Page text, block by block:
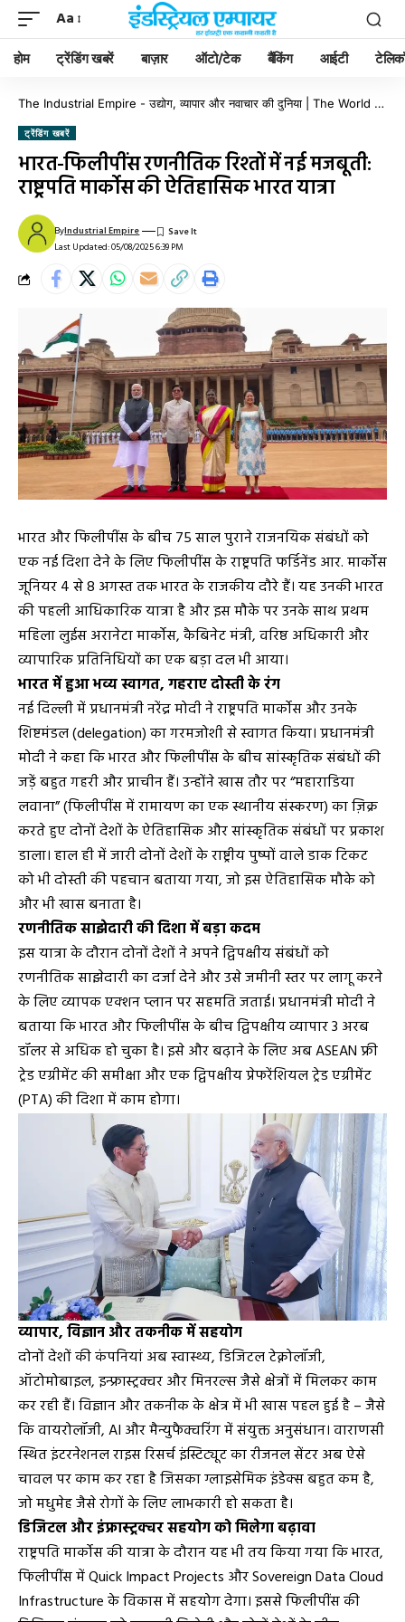
Aa
होम ट्रेंडिंग खबरें बाज़ार ऑटो/टेक बैंकिंग आईटी
The Industrial Empire - उद्योग, व्यापार और नवाचार की दुनिया | The World of Industry, Business & Innovation
ट्रेंडिंग खबरें
भारत-फिलीपींस रणनीतिक रिश्तों में नई मजबूती:
राष्ट्रपति मार्कोस की ऐतिहासिक भारत यात्रा
Last Updated: 05/08/2025 6:39 PM
ByIndustrial Empire
भारत और फिलीपींस के बीच 75 साल पुराने राजनयिक संबंधों को
एक नई दिशा देने के लिए फिलीपींस के राष्ट्रपति फर्डिनेंड आर. मार्कोस
जूनियर 4 से 8 अगस्त तक भारत के राजकीय दौरे हैं। यह उनकी भारत
की पहली आधिकारिक यात्रा है और इस मौके पर उनके साथ प्रथम
महिला लुईस अरानेटा मार्कोस, कैबिनेट मंत्री, वरिष्ठ अधिकारी और
व्यापारिक प्रतिनिधियों का एक बड़ा दल भी आया।
भारत में हुआ भव्य स्वागत, गहराए दोस्ती के रंग
नई दिल्ली में प्रधानमंत्री नरेंद्र मोदी ने राष्ट्रपति मार्कोस और उनके
शिष्टमंडल (delegation) का गरमजोशी से स्वागत किया। प्रधानमंत्री
मोदी ने कहा कि भारत और फिलीपींस के बीच सांस्कृतिक संबंधों की
जड़ें बहुत गहरी और प्राचीन हैं। उन्होंने खास तौर पर “महाराडिया
लवाना” (फिलीपींस में रामायण का एक स्थानीय संस्करण) का ज़िक्र
करते हुए दोनों देशों के ऐतिहासिक और सांस्कृतिक संबंधों पर प्रकाश
डाला। हाल ही में जारी दोनों देशों के राष्ट्रीय पुष्पों वाले डाक टिकट
को भी दोस्ती की पहचान बताया गया, जो इस ऐतिहासिक मौके को
और भी खास बनाता है।
रणनीतिक साझेदारी की दिशा में बड़ा कदम
इस यात्रा के दौरान दोनों देशों ने अपने द्विपक्षीय संबंधों को
रणनीतिक साझेदारी का दर्जा देने और उसे जमीनी स्तर पर लागू करने
के लिए व्यापक एक्शन प्लान पर सहमति जताई। प्रधानमंत्री मोदी ने
बताया कि भारत और फिलीपींस के बीच द्विपक्षीय व्यापार 3 अरब
डॉलर से अधिक हो चुका है। इसे और बढ़ाने के लिए अब ASEAN फ्री
ट्रेड एग्रीमेंट की समीक्षा और एक द्विपक्षीय प्रेफरेंशियल ट्रेड एग्रीमेंट
(PTA) की दिशा में काम होगा।
व्यापार, विज्ञान और तकनीक में सहयोग
दोनों देशों की कंपनियां अब स्वास्थ्य, डिजिटल टेक्नोलॉजी,
ऑटोमोबाइल, इन्फ्रास्ट्रक्चर और मिनरल्स जैसे क्षेत्रों में मिलकर काम
कर रही हैं। विज्ञान और तकनीक के क्षेत्र में भी खास पहल हुई है – जैसे
कि वायरोलॉजी, AI और मैन्युफैक्चरिंग में संयुक्त अनुसंधान। वाराणसी
स्थित इंटरनेशनल राइस रिसर्च इंस्टिट्यूट का रीजनल सेंटर अब ऐसे
चावल पर काम कर रहा है जिसका ग्लाइसेमिक इंडेक्स बहुत कम है,
जो मधुमेह जैसे रोगों के लिए लाभकारी हो सकता है।
डिजिटल और इंफ्रास्ट्रक्चर सहयोग को मिलेगा बढ़ावा
राष्ट्रपति मार्कोस की यात्रा के दौरान यह भी तय किया गया कि भारत,
फिलीपींस में Quick Impact Projects और Sovereign Data Cloud
Infrastructure के विकास में सहयोग देगा। इससे फिलीपींस की